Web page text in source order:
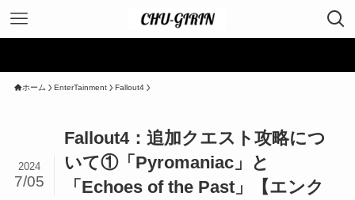
ホーム EnterTainment Fallout4
Fallout4：追加クエスト攻略につ
いて①「Pyromaniac」と
「Echoes of the Past」【エンク
2024
7/05